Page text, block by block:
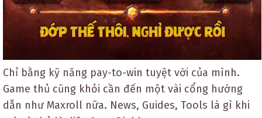
Chỉ bằng kỹ năng pay-to-win tuyệt vời của mình.
Game thủ cũng khỏi cần đến một vài cổng hướng
dẫn như Maxroll nữa. News, Guides, Tools là gì khi